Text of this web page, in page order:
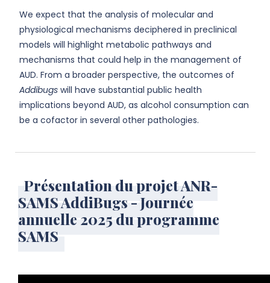
We expect that the analysis of molecular and
physiological mechanisms deciphered in preclinical
models will highlight metabolic pathways and
mechanisms that could help in the management of
AUD. From a broader perspective, the outcomes of
Addibugs will have substantial public health
implications beyond AUD, as alcohol consumption can
be a cofactor in several other pathologies.
Présentation du projet ANR-
SAMS AddiBugs - Journée
annuelle 2025 du programme
SAMS